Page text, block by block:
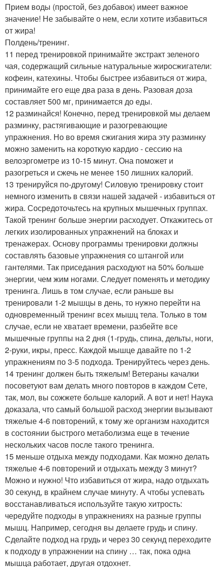
Прием воды (простой, без добавок) имеет важное
значение! Не забывайте о нем, если хотите избавиться
от жира!
Полдень/тренинг.
11 перед тренировкой принимайте экстракт зеленого
чая, содержащий сильные натуральные жиросжигатели:
кофеин, катехины. Чтобы быстрее избавиться от жира,
принимайте его еще два раза в день. Разовая доза
составляет 500 мг, принимается до еды.
12 разминайся! Конечно, перед тренировкой мы делаем
разминку, растягивающие и разогревающие
упражнения. Но во время сжигания жира эту разминку
можно заменить на короткую кардио - сессию на
велоэргометре из 10-15 минут. Она поможет и
разогреться и сжечь не менее 150 лишних калорий.
13 тренируйся по-другому! Силовую тренировку стоит
немного изменить в связи нашей задачей - избавиться от
жира. Сосредоточьтесь на крупных мышечных группах.
Такой тренинг больше энергии расходует. Откажитесь от
легких изолированных упражнений на блоках и
тренажерах. Основу программы тренировки должны
составлять базовые упражнения со штангой или
гантелями. Так приседания расходуют на 50% больше
энергии, чем жим ногами. Следует поменять и методику
тренинга. Лишь в том случае, если раньше вы
тренировали 1-2 мышцы в день, то нужно перейти на
одновременный тренинг всех мышц тела. Только в том
случае, если не хватает времени, разбейте все
мышечные группы на 2 дня (1-грудь, спина, дельты, ноги,
2-руки, икры, пресс. Каждой мышце давайте по 1-2
упражнениям по 3-5 подхода. Тренируйтесь через день.
14 тренинг должен быть тяжелым! Ветераны качалки
посоветуют вам делать много повторов в каждом Сете,
так, мол, вы сожжете больше калорий. А вот и нет! Наука
доказала, что самый большой расход энергии вызывают
тяжелые 4-6 повторений, к тому же организм находится
в состоянии быстрого метаболизма еще в течение
нескольких часов после такого тренинга.
15 меньше отдыха между подходами. Как можно делать
тяжелые 4-6 повторений и отдыхать между 3 минут?
Можно и нужно! Что избавиться от жира, надо отдыхать
30 секунд, в крайнем случае минуту. А чтобы успевать
восстанавливаться используйте такую хитрость:
чередуйте подходы в упражнениях на разные группы
мышц. Например, сегодня вы делаете грудь и спину.
Сделайте подход на грудь и через 30 секунд переходите
к подходу в упражнении на спину … так, пока одна
мышца работает, другая отдохнет.